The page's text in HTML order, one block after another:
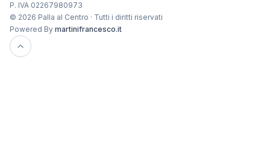
P. IVA 02267980973
© 2026 Palla al Centro · Tutti i diritti riservati
Powered By martinifrancesco.it